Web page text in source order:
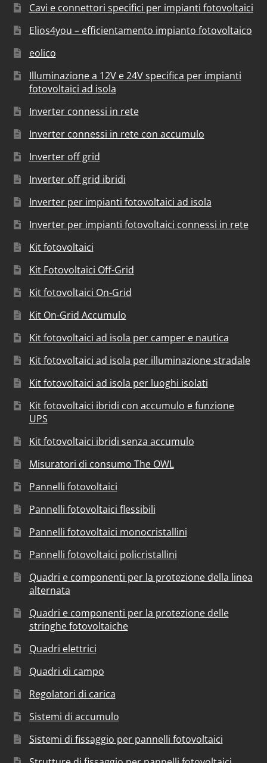
Cavi e connettori specifici per impianti fotovoltaici
Elios4you – efficientamento impianto fotovoltaico
eolico
Illuminazione a 12V e 24V specifica per impianti
fotovoltaici ad isola
Inverter connessi in rete
Inverter connessi in rete con accumulo
Inverter off grid
Inverter off grid ibridi
Inverter per impianti fotovoltaici ad isola
Inverter per impianti fotovoltaici connessi in rete
Kit fotovoltaici
Kit Fotovoltaici Off-Grid
Kit fotovoltaici On-Grid
Kit On-Grid Accumulo
Kit fotovoltaici ad isola per camper e nautica
Kit fotovoltaici ad isola per illuminazione stradale
Kit fotovoltaici ad isola per luoghi isolati
Kit fotovoltaici ibridi con accumulo e funzione
UPS
Kit fotovoltaici ibridi senza accumulo
Misuratori di consumo The OWL
Pannelli fotovoltaici
Pannelli fotovoltaici flessibili
Pannelli fotovoltaici monocristallini
Pannelli fotovoltaici policristallini
Quadri e componenti per la protezione della linea
alternata
Quadri e componenti per la protezione delle
stringhe fotovoltaiche
Quadri elettrici
Quadri di campo
Regolatori di carica
Sistemi di accumulo
Sistemi di fissaggio per pannelli fotovoltaici